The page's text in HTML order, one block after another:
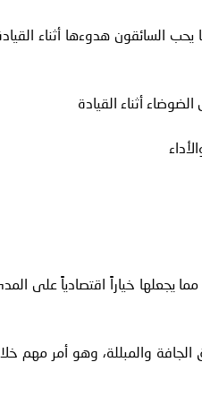
السائقون هدوءها أثناء
أثناء القيادة
يجعلها خياراً اقتصادياً على
على الطرق الجافة والمبللة، وهو أمر مهم